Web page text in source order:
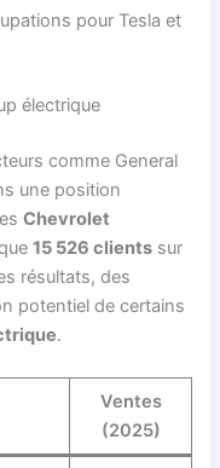
pour Tesla et
électrique
comme General
une position
Chevrolet
15 526 clients sur
résultats, des
potentiel de certains
.
Ventes
(2025)